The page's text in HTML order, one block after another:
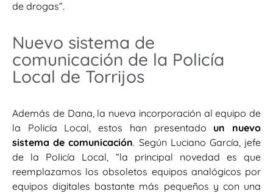
de drogas”.
Nuevo sistema de
comunicación de la Policía
Local de Torrijos
Además de Dana, la nueva incorporación al equipo de
la Policía Local, estos han presentado un nuevo
sistema de comunicación. Según Luciano García, jefe
de la Policía Local, “la principal novedad es que
reemplazamos los obsoletos equipos analógicos por
equipos digitales bastante más pequeños y con una